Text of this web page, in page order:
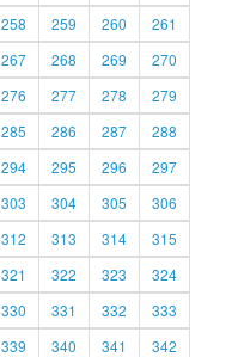
258 259 260
261
267 268 269
270
276 277 278
279
285 286 287
288
294 295 296
297
303 304 305
306
312 313 314
315
321 322 323
324
330 331 332
333
339 340 341 342